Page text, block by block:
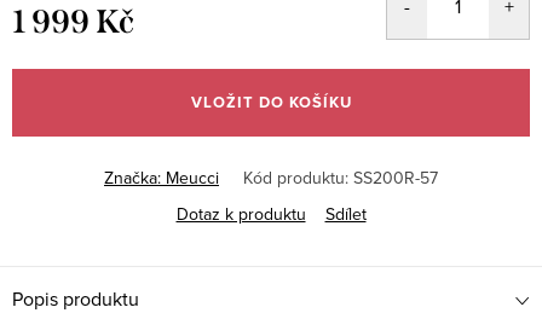
1 999 Kč
cena:
VLOŽIT DO KOŠÍKU
Značka: Meucci Kód produktu: SS200R-57
Dotaz k produktu
Sdílet
Popis produktu